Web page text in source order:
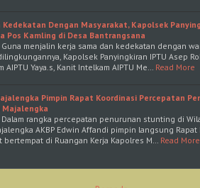
Dengan Masyarakat, Kapolsek
Pos Kamling di Desa Bantrangsana
Guna menjalin kerja sama dan kedekatan dengan
Kapolsek Panyingkiran IPTU Asep
AIPTU Yaya.s, Kanit Intelkam AIPTU Me… Read More
Pimpin Rapat Koordinasi Percepatan
Dalam rangka percepatan penurunan stunting di
AKBP Edwin Affandi pimpin langsung
bertempat di Ruangan Kerja Kapolres M… Read More